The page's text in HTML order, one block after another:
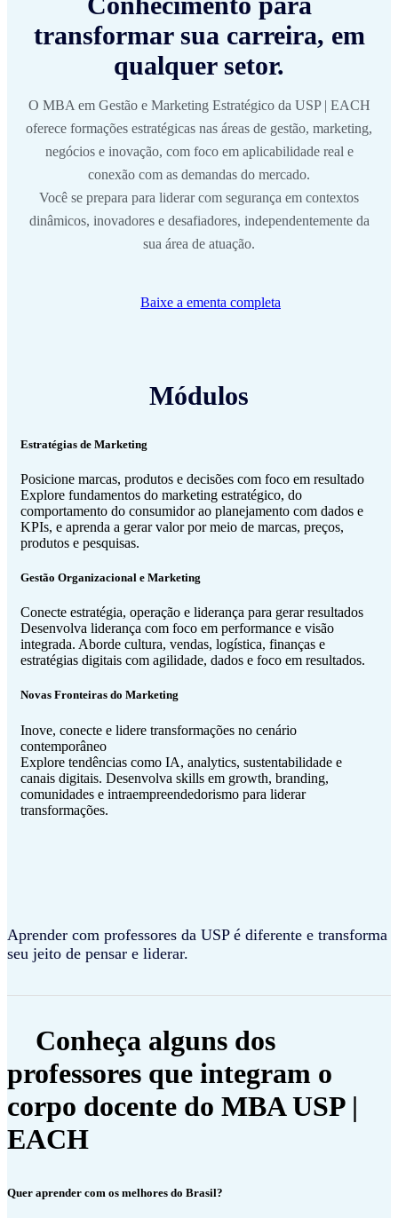
transformar sua carreira, em
qualquer setor.
O MBA em Gestão e Marketing Estratégico da USP | EACH
oferece formações estratégicas nas áreas de gestão, marketing,
negócios e inovação, com foco em aplicabilidade real e
conexão com as demandas do mercado.
Você se prepara para liderar com segurança em contextos
dinâmicos, inovadores e desafiadores, independentemente da
sua área de atuação.
Baixe a ementa completa
Módulos
Estratégias de Marketing
Posicione marcas, produtos e decisões com foco em resultado
Explore fundamentos do marketing estratégico, do
comportamento do consumidor ao planejamento com dados e
KPIs, e aprenda a gerar valor por meio de marcas, preços,
produtos e pesquisas.
Gestão Organizacional e Marketing
Conecte estratégia, operação e liderança para gerar resultados
Desenvolva liderança com foco em performance e visão
integrada. Aborde cultura, vendas, logística, finanças e
estratégias digitais com agilidade, dados e foco em resultados.
Novas Fronteiras do Marketing
Inove, conecte e lidere transformações no cenário
contemporâneo
Explore tendências como IA, analytics, sustentabilidade e
canais digitais. Desenvolva skills em growth, branding,
comunidades e intraempreendedorismo para liderar
transformações.
Aprender com professores da USP é diferente e transforma
seu jeito de pensar e liderar.
Conheça alguns dos
professores que integram o
corpo docente do MBA USP |
EACH
Quer aprender com os melhores do Brasil?